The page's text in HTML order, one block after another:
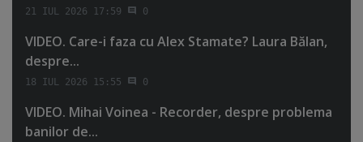
21 IUL 2026 17:59 0
VIDEO. Care-i faza cu Alex Stamate? Laura Bălan,
despre...
18 IUL 2026 15:55 0
VIDEO. Mihai Voinea - Recorder, despre problema
banilor de...